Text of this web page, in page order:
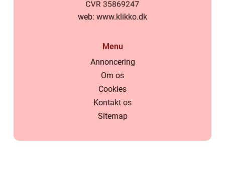
web: www.klikko.dk
Menu
Annoncering
Om os
Cookies
Kontakt os
Sitemap